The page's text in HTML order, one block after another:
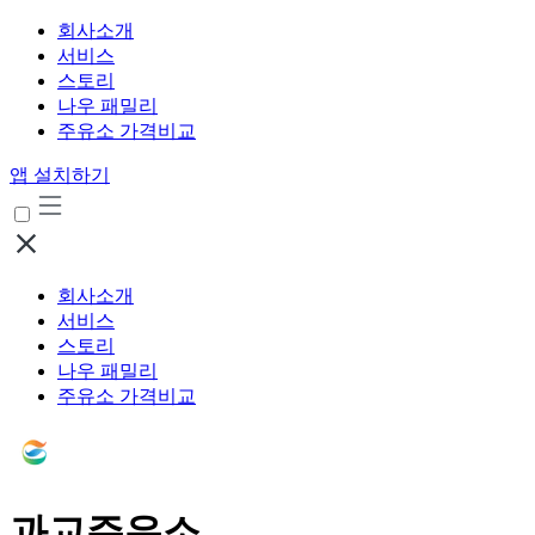
회사소개
서비스
스토리
나우 패밀리
주유소 가격비교
앱 설치하기
회사소개
서비스
스토리
나우 패밀리
주유소 가격비교